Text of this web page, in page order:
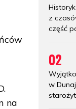
na
z
część
02
w